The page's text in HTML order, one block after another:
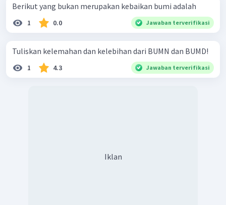
Berikut yang bukan merupakan kebaikan bumi adalah
1 0.0 Jawaban terverifikasi
Tuliskan kelemahan dan kelebihan dari BUMN dan BUMD!
1 4.3 Jawaban terverifikasi
Iklan